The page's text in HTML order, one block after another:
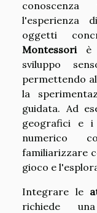
l'esperienza
oggetti
Montessori è
sviluppo
permettendo
la
guidata. Ad
geografici e i
numerico
familiarizzare
gioco e
Integrare le
richiede